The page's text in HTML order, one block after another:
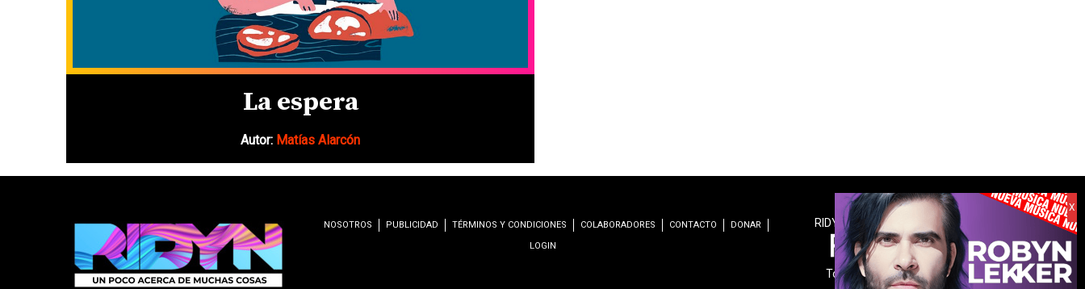
La espera
Autor: Matías Alarcón
NOSOTROS PUBLICIDAD TÉRMINOS Y CONDICIONES COLABORADORES CONTACTO
DONAR
LOGIN
RIDYN.COM es una revista digital de:
Todos los derechos reservados.